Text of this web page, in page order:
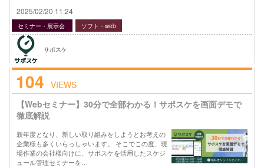
2025/02/20 11:24
セミナー・展示会 ソフト・web
サポスケ
104 VIEWS
【Webセミナー】30分で全部わかる！サポスケを画面デモで
徹底解説
新年度となり、新しい取り組みをしようとお考えの
企業様も多くいらっしゃいます。 そこでこの度、現
場作業の会社様向けに、サポスケを活用したスケジ
ュール管理セミナーを…